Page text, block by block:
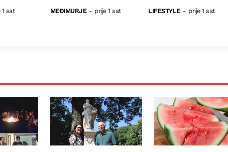
1 sat MEĐIMURJE - prije 1 sat LIFESTYLE - prije 1 sat